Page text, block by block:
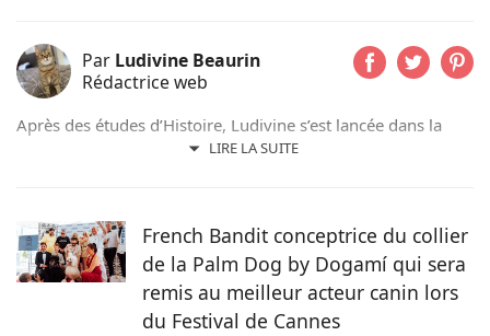
Par Ludivine Beaurin
Rédactrice web
LIRE LA SUITE
Après des études d’Histoire, Ludivine s’est lancée dans la
rédaction web. Aujourd’hui, c’est avec plaisir qu’elle met sa
French Bandit conceptrice du collier
de la Palm Dog by Dogamí qui sera
remis au meilleur acteur canin lors
du Festival de Cannes